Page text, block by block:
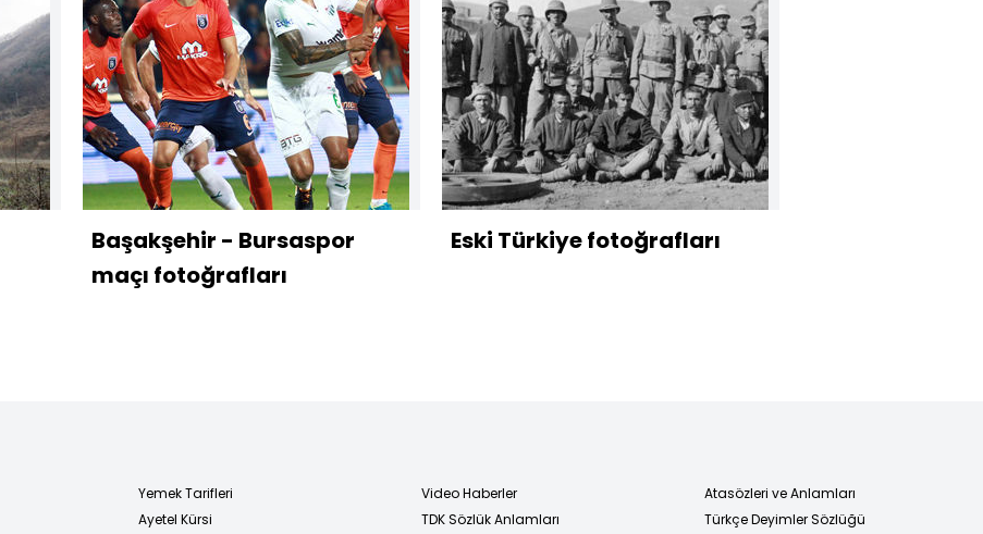
Başakşehir - Bursaspor
maçı fotoğrafları
Eski Türkiye fotoğrafları
Yemek Tarifleri
Ayetel Kürsi
Video Haberler
TDK Sözlük Anlamları
Atasözleri ve Anlamları
Türkçe Deyimler Sözlüğü